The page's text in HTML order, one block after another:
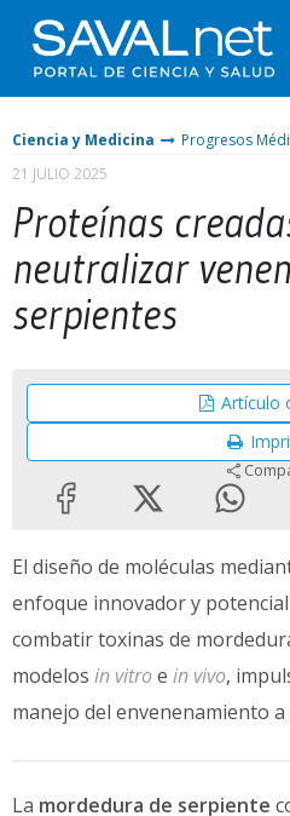
Ciencia y Medicina
Progresos
21 JULIO 2025
Proteínas
neutralizar
serpientes
Artículo
El diseño de moléculas
enfoque innovador y
combatir toxinas de
modelos in vitro e in vivo,
manejo del envenenamiento
La mordedura de serpiente